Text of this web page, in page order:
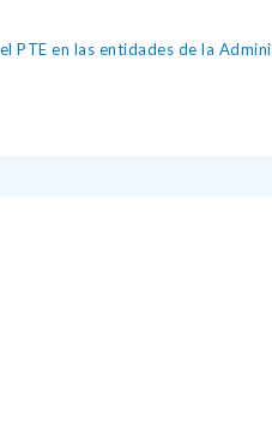
PTE en las entidades de la